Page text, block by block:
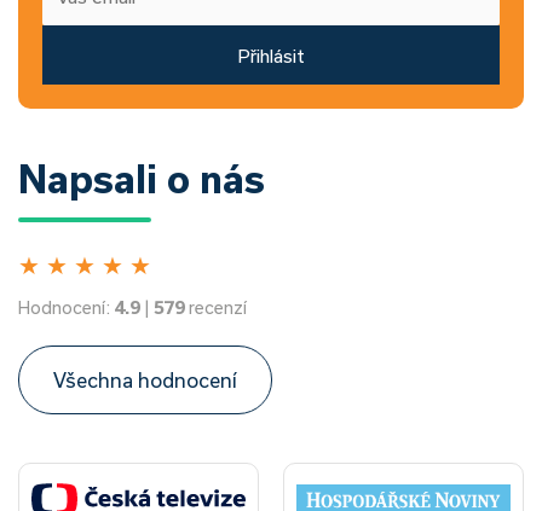
Přihlásit
Napsali o nás
★ ★ ★ ★ ★
Hodnocení: 4.9 | 579recenzí
Všechna hodnocení